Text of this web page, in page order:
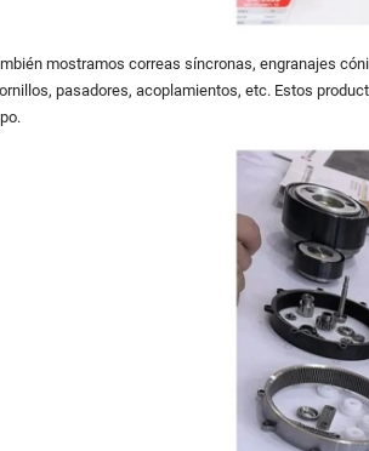
mostramos correas síncronas, engranajes
pasadores, acoplamientos, etc. Estos